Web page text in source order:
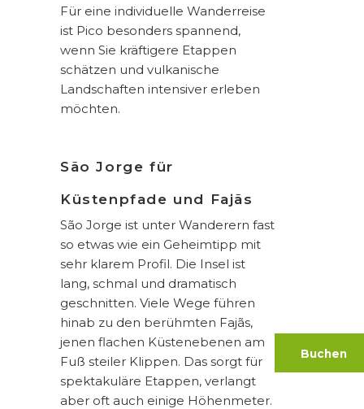
Buchen
Für eine individuelle Wanderreise
ist Pico besonders spannend,
wenn Sie kräftigere Etappen
schätzen und vulkanische
Landschaften intensiver erleben
möchten.
São Jorge für
Küstenpfade und Fajãs
São Jorge ist unter Wanderern fast
so etwas wie ein Geheimtipp mit
sehr klarem Profil. Die Insel ist
lang, schmal und dramatisch
geschnitten. Viele Wege führen
hinab zu den berühmten Fajãs,
jenen flachen Küstenebenen am
Fuß steiler Klippen. Das sorgt für
spektakuläre Etappen, verlangt
aber oft auch einige Höhenmeter.